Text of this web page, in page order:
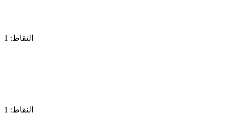
النقاط: 1
النقاط: 1